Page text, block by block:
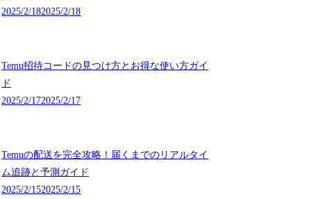
2025/2/182025/2/18
Temu招待コードの見つけ方とお得な使い方ガイ
ド
2025/2/172025/2/17
Temuの配送を完全攻略！届くまでのリアルタイ
ム追跡と予測ガイド
2025/2/152025/2/15